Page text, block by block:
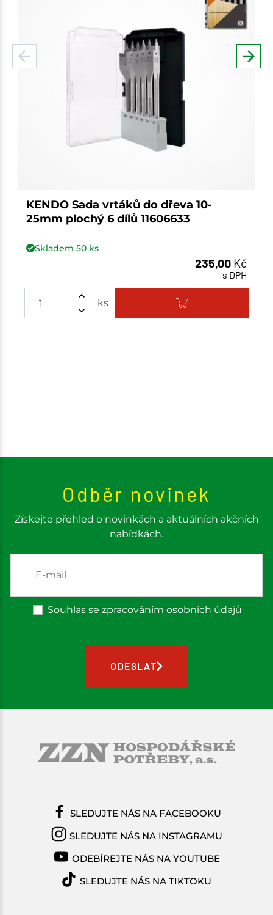
KENDO Sada vrtáků do dřeva 10-
25mm plochý 6 dílů 11606633
Skladem 50ks
235,00 Kč
s DPH
ks Množství
Odběr novinek
Získejte přehled o novinkách a aktuálních akčních
nabídkách.
Souhlas se zpracováním osobních údajů
ODESLAT
SLEDUJTE NÁS NA FACEBOOKU
SLEDUJTE NÁS NA INSTAGRAMU
ODEBÍREJTE NÁS NA YOUTUBE
SLEDUJTE NÁS NA TIKTOKU